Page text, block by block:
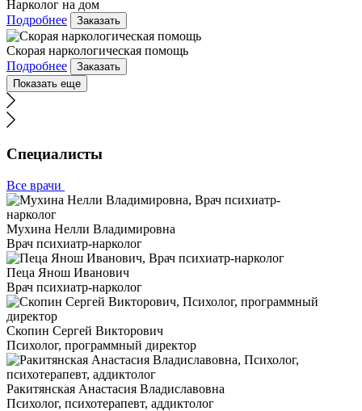
Нарколог на дом
Подробнее
Заказать
Скорая наркологическая помощь
Подробнее
Заказать
Показать еще
Специалисты
Все врачи
Мухина Нелли Владимировна
Врач психиатр-нарколог
Пеца Янош Иванович
Врач психиатр-нарколог
Скопин Сергей Викторович
Психолог, программный директор
Ракитянская Анастасия Владиславовна
Психолог, психотерапевт, аддиктолог